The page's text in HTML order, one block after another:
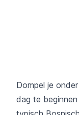
Dompel je
dag te